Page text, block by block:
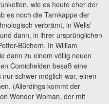
wie es heute eher der
es noch die Tarnkappe der
verbrämt, in Wells’
dann, in ihrer ursprünglichen
Büchern. In William
dann zu einem völlig neuen
Comichelden besaß eine
schwer möglich war, einen
(Allerdings kommt der
Wonder Woman, der mit